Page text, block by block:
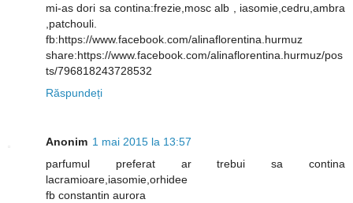
mi-as dori sa contina:frezie,mosc alb , iasomie,cedru,ambra
,patchouli.
fb:https://www.facebook.com/alinaflorentina.hurmuz
share:https://www.facebook.com/alinaflorentina.hurmuz/pos
ts/796818243728532
Răspundeți
Anonim 1 mai 2015 la 13:57
parfumul preferat ar trebui sa contina
lacramioare,iasomie,orhidee
fb constantin aurora